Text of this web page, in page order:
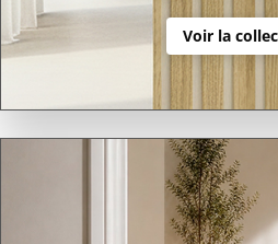
Voir la